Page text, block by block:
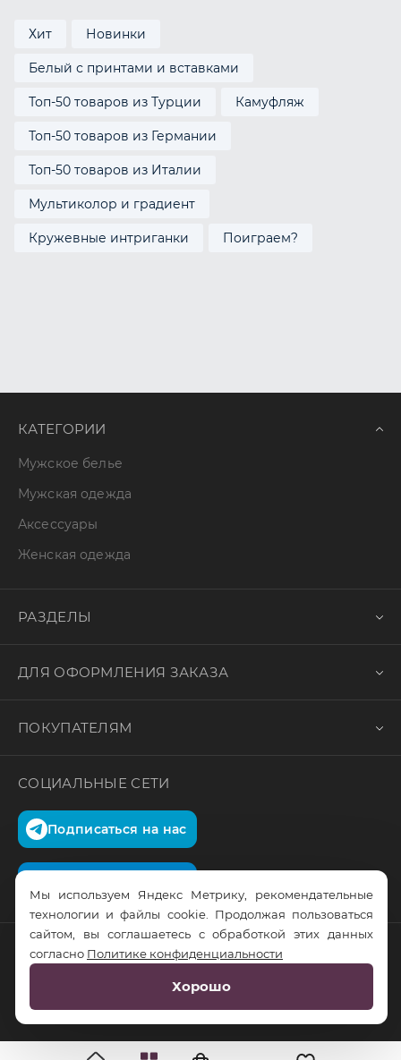
Хит Новинки
Белый с принтами и вставками
Топ-50 товаров из Турции Камуфляж
Топ-50 товаров из Германии
Топ-50 товаров из Италии
Мультиколор и градиент
Кружевные интриганки Поиграем?
КАТЕГОРИИ
Мужское белье
Мужская одежда
Аксессуары
Женская одежда
РАЗДЕЛЫ
ДЛЯ ОФОРМЛЕНИЯ ЗАКАЗА
ПОКУПАТЕЛЯМ
СОЦИАЛЬНЫЕ СЕТИ
Подписаться на нас
© RusTrus. 2011-2026. Все права защищены
RS Digital
Мы используем Яндекс Метрику, рекомендательные
технологии и файлы cookie. Продолжая пользоваться
сайтом, вы соглашаетесь с обработкой этих данных
согласно Политике конфиденциальности
Хорошо